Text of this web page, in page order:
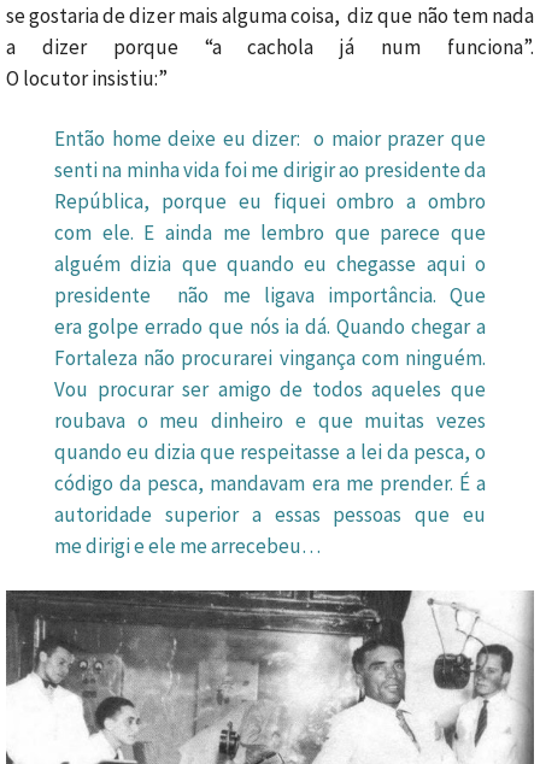
se gostaria de dizer mais alguma coisa, diz que não tem nada
a dizer porque “a cachola já num funciona”.
O locutor insistiu:”
Então home deixe eu dizer: o maior prazer que
senti na minha vida foi me dirigir ao presidente da
República, porque eu fiquei ombro a ombro
com ele. E ainda me lembro que parece que
alguém dizia que quando eu chegasse aqui o
presidente não me ligava importância. Que
era golpe errado que nós ia dá. Quando chegar a
Fortaleza não procurarei vingança com ninguém.
Vou procurar ser amigo de todos aqueles que
roubava o meu dinheiro e que muitas vezes
quando eu dizia que respeitasse a lei da pesca, o
código da pesca, mandavam era me prender. É a
autoridade superior a essas pessoas que eu
me dirigi e ele me arrecebeu…